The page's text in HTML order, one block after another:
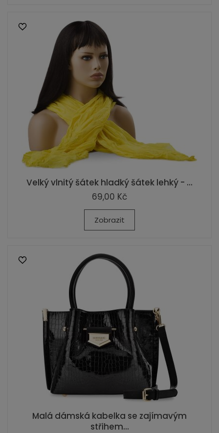
Velký vlnitý šátek hladký šátek lehký - ...
69,00 Kč
Zobrazit
Malá dámská kabelka se zajímavým
střihem...